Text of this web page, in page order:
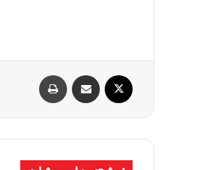
اشتراک گذاری از طریق ایمیل